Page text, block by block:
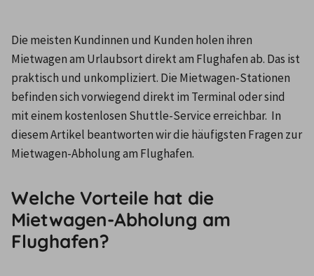
Die meisten Kundinnen und Kunden holen ihren
Mietwagen am Urlaubsort direkt am Flughafen ab. Das ist
praktisch und unkompliziert. Die Mietwagen-Stationen
befinden sich vorwiegend direkt im Terminal oder sind
mit einem kostenlosen Shuttle-Service erreichbar.  In
diesem Artikel beantworten wir die häufigsten Fragen zur
Welche Vorteile hat die
Mietwagen-Abholung am
Flughafen?